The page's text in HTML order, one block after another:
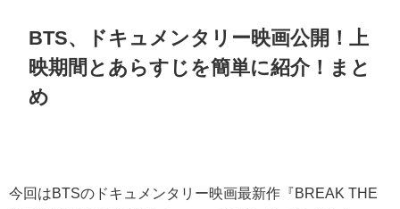
BTS、ドキュメンタリー映画公開！上
映期間とあらすじを簡単に紹介！まと
め
今回はBTSのドキュメンタリー映画最新作『BREAK THE